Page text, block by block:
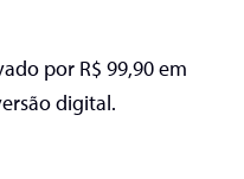
por R$ 99,90 em
digital.